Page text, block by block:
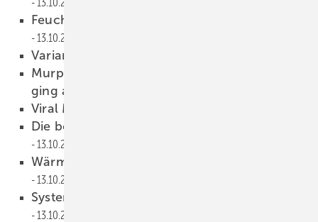
13.10.2009
Feuchtetransmitter mit digitalem Sensor
13.10.2009
Variantenvielfalt bei Teceloop
Murphys Gesetz: Was schief gehen konnte,
ging auch schief
Viral Marketing
Die besten Mitarbeiter finden und halten
13.10.2009
Wärmepumpen in der Heizungs­technik
13.10.2009
Systemtechnik für Wärme­pumpen
13.10.2009